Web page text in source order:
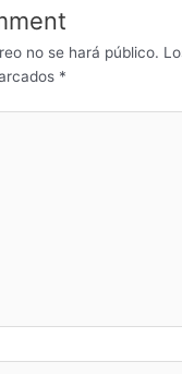
er
no se hará público.
*